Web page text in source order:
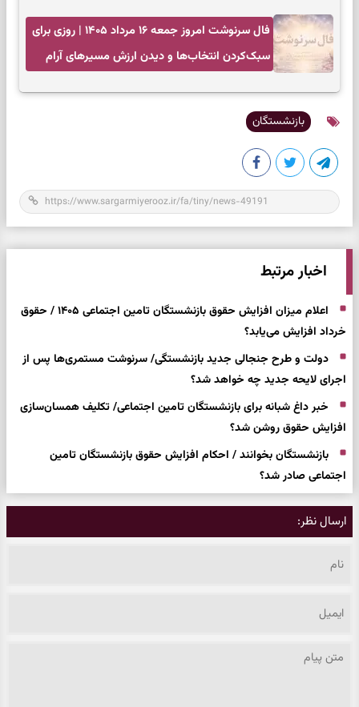
فال سرنوشت امروز جمعه ۱۶ مرداد ۱۴۰۵ | روزی برای
سبک‌کردن انتخاب‌ها و دیدن ارزش مسیرهای آرام
بازنشستگان
اخبار مرتبط
اعلام میزان افزایش حقوق بازنشستگان تامین اجتماعی ۱۴۰۵ / حقوق
خرداد افزایش می‌یابد؟
دولت و طرح جنجالی جدید بازنشستگی/ سرنوشت مستمری‌ها پس از
اجرای لایحه جدید چه خواهد شد؟
خبر داغ شبانه برای بازنشستگان تامین اجتماعی/ تکلیف همسان‌سازی
افزایش حقوق روشن شد؟
بازنشستگان بخوانند / احکام افزایش حقوق بازنشستگان تامین
اجتماعی صادر شد؟
ارسال نظر: